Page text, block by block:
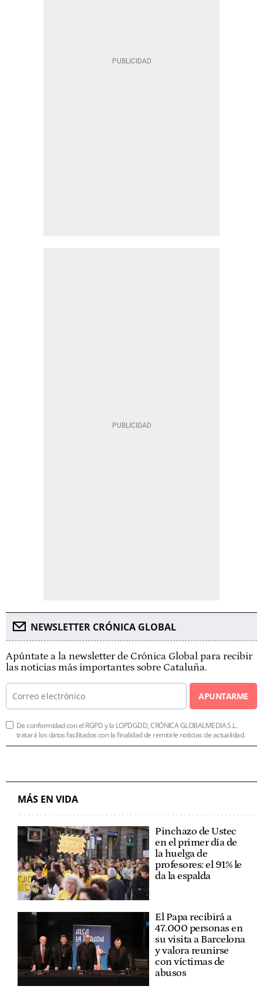
NEWSLETTER CRÓNICA GLOBAL
Apúntate a la newsletter de Crónica Global para recibir
las noticias más importantes sobre Cataluña.
APUNTARME
De conformidad con el RGPD y la LOPDGDD, CRÓNICA GLOBALMEDIA S.L.
tratará los datos facilitados con la finalidad de remitirle noticias de actualidad.
MÁS EN VIDA
Pinchazo de Ustec
en el primer día de
la huelga de
profesores: el 91% le
da la espalda
El Papa recibirá a
47.000 personas en
su visita a Barcelona
y valora reunirse
con víctimas de
abusos